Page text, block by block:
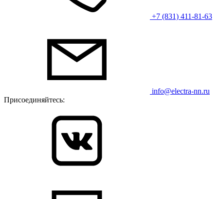
+7 (831) 411-81-63
info@electra-nn.ru
Присоединяйтесь: